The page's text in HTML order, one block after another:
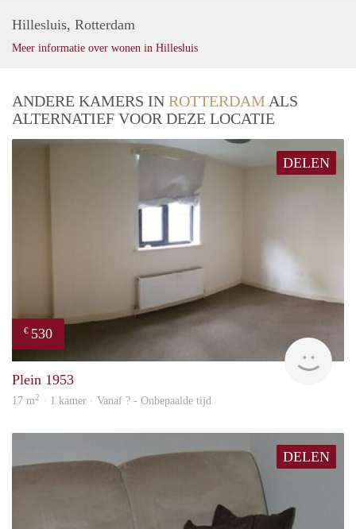
Hillesluis, Rotterdam
Meer informatie over wonen in Hillesluis
ANDERE KAMERS IN ROTTERDAM ALS
ALTERNATIEF VOOR DEZE LOCATIE
DELEN
€ 530
Plein 1953
17 m2 · 1 kamer · Vanaf ? - Onbepaalde tijd
DELEN